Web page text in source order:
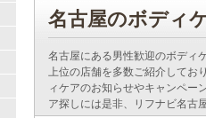
名古屋のボディ
名古屋にある男性歓迎のボディ
上位の店舗を多数ご紹介して
ィケアのお知らせやキャンペー
ア探しには是非、リフナビ名古